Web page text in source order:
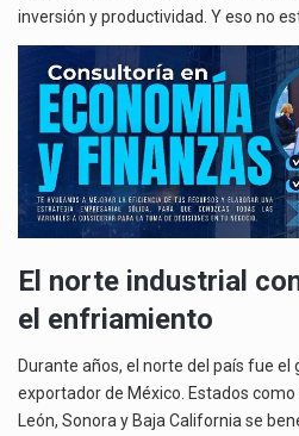
inversión y productividad. Y eso no
El norte industrial
el enfriamiento
Durante años, el norte del país fue
exportador de México. Estados como
León, Sonora y Baja California se